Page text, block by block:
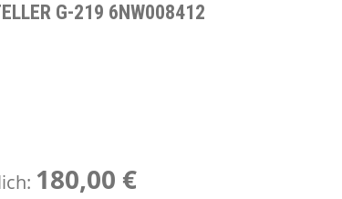
G-219 6NW008412
180,00 €